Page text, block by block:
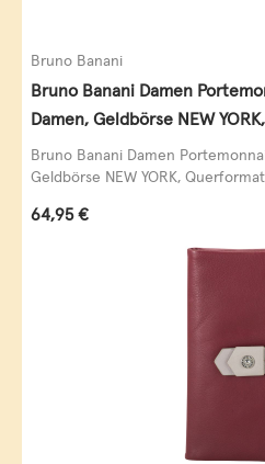
Bruno Banani
Bruno Banani Damen
Damen, Geldbörse NEW
schwarz
Bruno Banani Damen
Geldbörse NEW YORK,
Regulärer Preis:
64,95 €